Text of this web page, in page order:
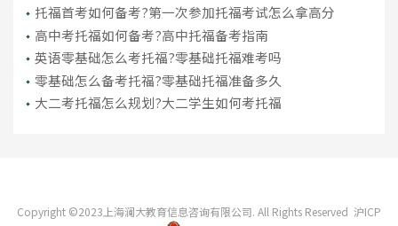
托福首考如何备考?第一次参加托福考试怎么拿高分
高中考托福如何备考?高中托福备考指南
英语零基础怎么考托福?零基础托福难考吗
零基础怎么备考托福?零基础托福准备多久
大二考托福怎么规划?大二学生如何考托福
Copyright ©2023上海澜大教育信息咨询有限公司. All Rights Reserved 沪ICP